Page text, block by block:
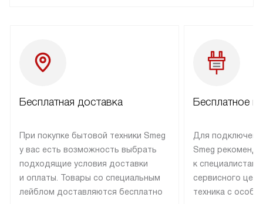
Бесплатная доставка
При покупке бытовой техники Smeg
у вас есть возможность выбрать
подходящие условия доставки
и оплаты. Товары со специальным
лейблом доставляются бесплатно
Бесплатное
Для
Smeg
к специалистам
сервисного
техника с